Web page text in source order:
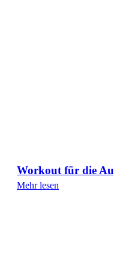
Workout für die
Mehr lesen